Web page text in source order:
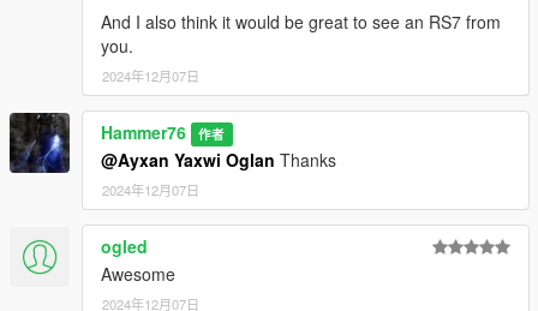
And I also think it would be great to see an RS7 from
you.
2024年12月07日
Hammer76 作者
@Ayxan Yaxwi Oglan Thanks
2024年12月07日
ogled
Awesome
2024年12月07日